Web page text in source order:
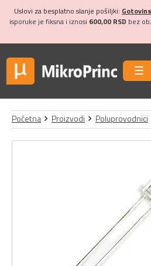
Uslovi za besplatno slanje pošiljki:
isporuke je fiksna i iznosi 600,00 RSD bez
Početna Proizvodi Poluprovodnici